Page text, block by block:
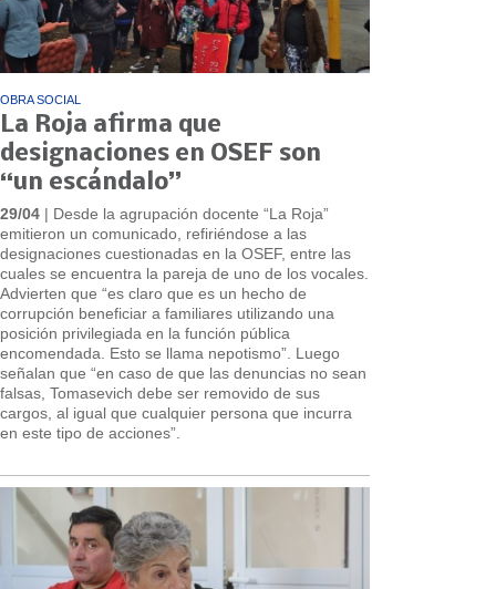
OBRA SOCIAL
La Roja afirma que
designaciones en OSEF son
“un escándalo”
29/04 | Desde la agrupación docente “La Roja”
emitieron un comunicado, refiriéndose a las
designaciones cuestionadas en la OSEF, entre las
cuales se encuentra la pareja de uno de los vocales.
Advierten que “es claro que es un hecho de
corrupción beneficiar a familiares utilizando una
posición privilegiada en la función pública
encomendada. Esto se llama nepotismo”. Luego
señalan que “en caso de que las denuncias no sean
falsas, Tomasevich debe ser removido de sus
cargos, al igual que cualquier persona que incurra
en este tipo de acciones”.